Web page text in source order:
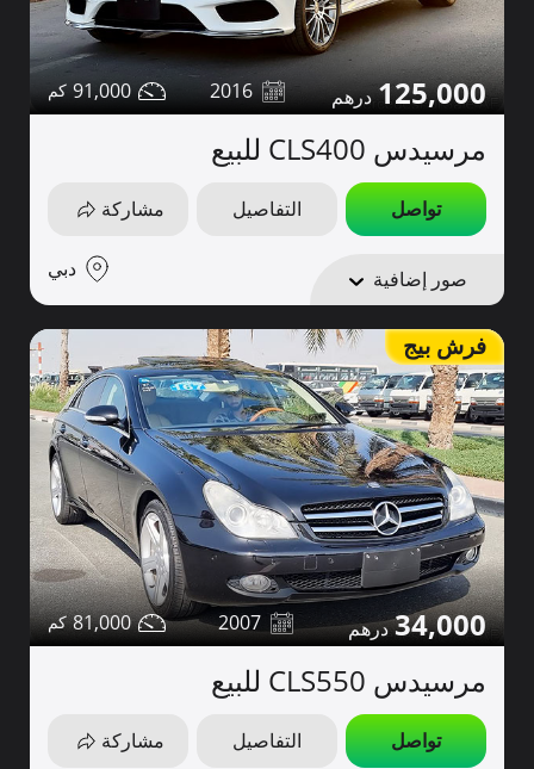
125,000
2016
91,000
مرسيدس CLS400 للبيع
تواصل التفاصيل مشاركة
صور إضافية دبي
فرش بيج
34,000
2007
81,000
مرسيدس CLS550 للبيع
تواصل التفاصيل مشاركة